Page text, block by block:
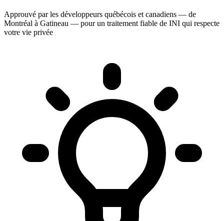
Approuvé par les développeurs québécois et canadiens — de
Montréal à Gatineau — pour un traitement fiable de INI qui respecte
votre vie privée